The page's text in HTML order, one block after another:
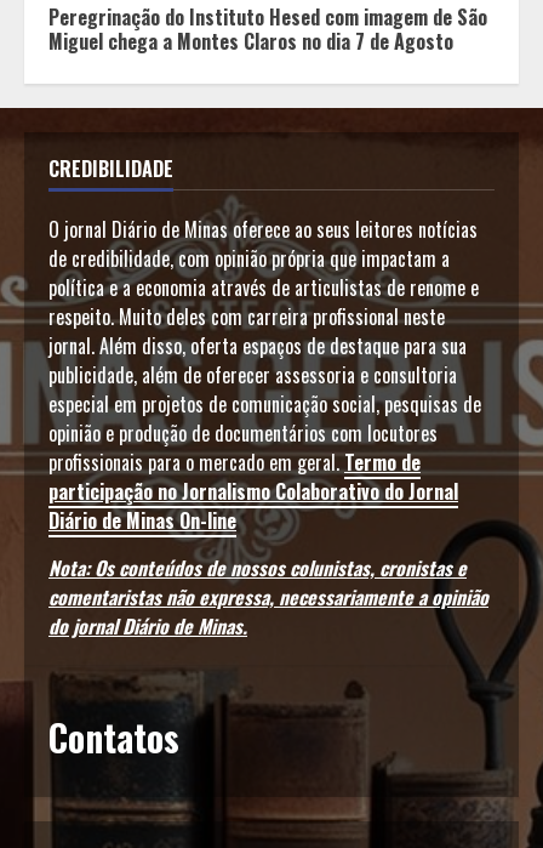
Peregrinação do Instituto Hesed com imagem de São
Miguel chega a Montes Claros no dia 7 de Agosto
CREDIBILIDADE
O jornal Diário de Minas oferece ao seus leitores notícias
de credibilidade, com opinião própria que impactam a
política e a economia através de articulistas de renome e
respeito. Muito deles com carreira profissional neste
jornal. Além disso, oferta espaços de destaque para sua
publicidade, além de oferecer assessoria e consultoria
especial em projetos de comunicação social, pesquisas de
opinião e produção de documentários com locutores
profissionais para o mercado em geral.Termo de
participação no Jornalismo Colaborativo do Jornal
Diário de Minas On-line
Nota: Os conteúdos de nossos colunistas, cronistas e
comentaristas não expressa, necessariamente a opinião
do jornal Diário de Minas.
Contatos